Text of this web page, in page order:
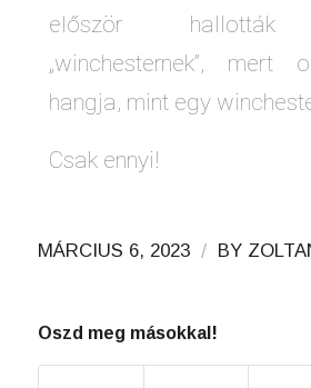
először hallották
„winchesternek”,
hangja, mint egy
Csak ennyi!
MÁRCIUS 6, 2023 / BY
Oszd meg másokkal!